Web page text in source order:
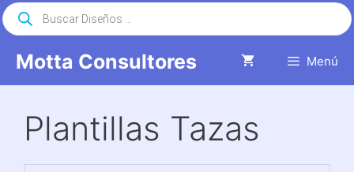
Saltar
al
Motta Consultores Menú
Búsqueda
de
productos
Plantillas Tazas